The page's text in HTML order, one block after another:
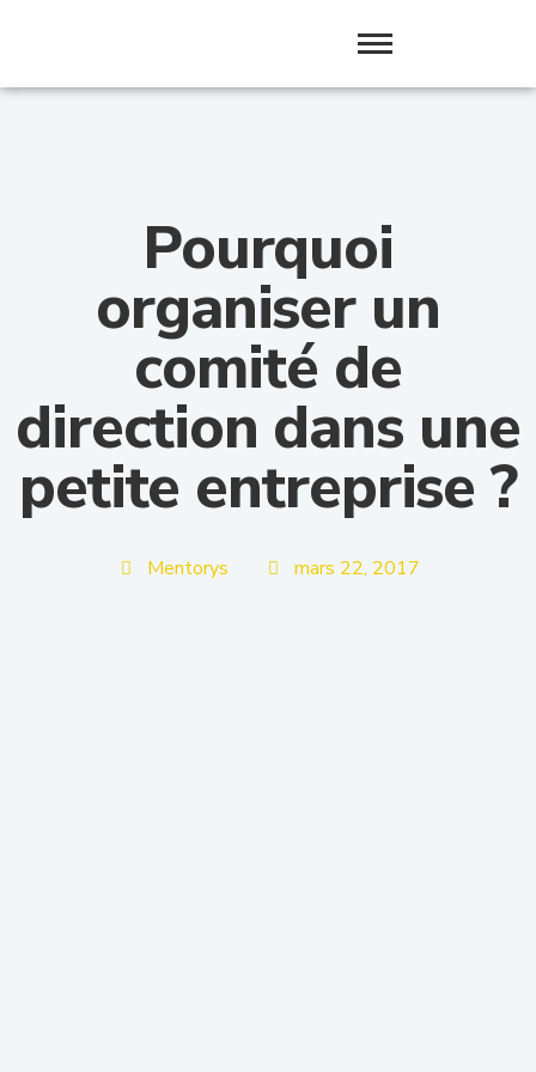
Pourquoi
organiser un
comité de
direction dans une
petite entreprise ?
Mentorys mars 22, 2017